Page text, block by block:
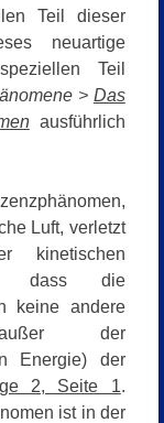
Teil dieser
neuartige
Teil
> Das
ausführlich
Luft, verletzt
kinetischen
dass die
keine andere
außer der
Energie) der
2, Seite 1.
ist in der